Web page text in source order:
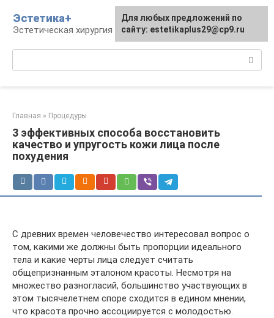
контенту
Эстетика+
Эстетическая хирургия и косметология
Главная » Процедуры
3 эффективных способа восстановить
качество и упругость кожи лица после
похудения
С древних времен человечество интересовал вопрос о
том, какими же должны быть пропорции идеального
тела и какие черты лица следует считать
общепризнанным эталоном красоты. Несмотря на
множество разногласий, большинство участвующих в
этом тысячелетнем споре сходится в едином мнении,
что красота прочно ассоциируется с молодостью.
Для любых предложений по
сайту: estetikaplus29@cp9.ru